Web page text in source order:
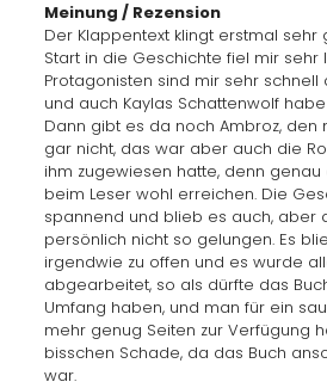
Meinung / Rezension
Der Klappentext klingt erstmal
Start in die Geschichte fiel mir sehr
Protagonisten sind mir sehr schnell
und auch Kaylas Schattenwolf
Dann gibt es da noch Ambroz,
gar nicht, das war aber auch die
ihm zugewiesen hatte, denn
beim Leser wohl erreichen. Die
spannend und blieb es auch, aber
persönlich nicht so gelungen. Es
irgendwie zu offen und es wurde
abgearbeitet, so als dürfte das
Umfang haben, und man für ein
mehr genug Seiten zur Verfügung
bisschen Schade, da das Buch
war.